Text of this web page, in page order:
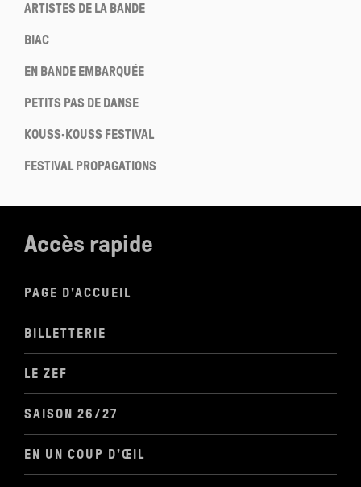
ARTISTES DE LA BANDE
BIAC
EN BANDE EMBARQUÉE
PETITS PAS DE DANSE
KOUSS·KOUSS FESTIVAL
FESTIVAL PROPAGATIONS
Accès rapide
PAGE D'ACCUEIL
BILLETTERIE
LE ZEF
SAISON 26/27
EN UN COUP D'ŒIL